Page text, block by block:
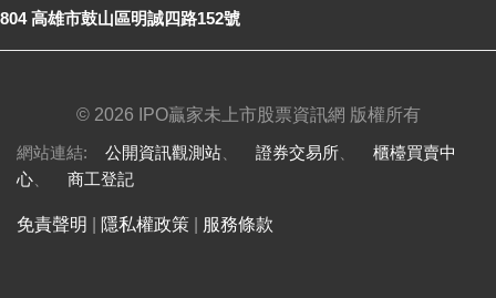
804 高雄市鼓山區明誠四路152號
© 2026 IPO贏家未上市股票資訊網 版權所有
網站連結: 公開資訊觀測站 證券交易所
櫃檯買賣中
心
商工登記
免責聲明 隱私權政策 服務條款